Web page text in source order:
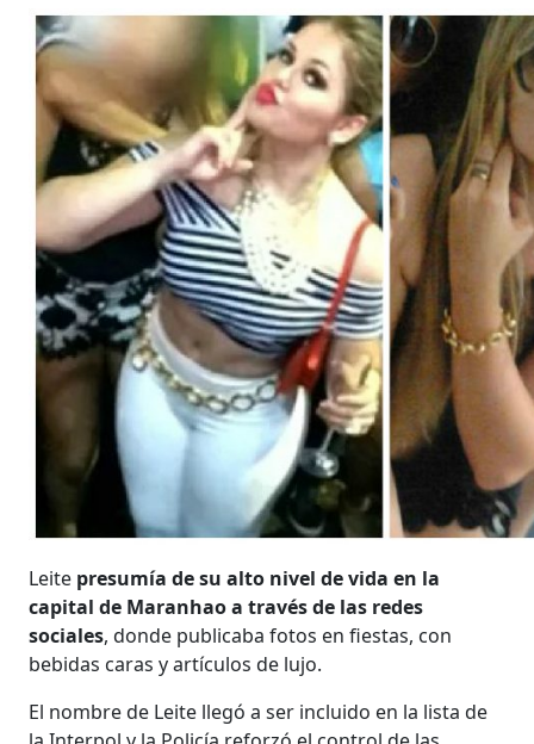
Leite presumía de su alto nivel de vida en la
capital de Maranhao a través de las redes
sociales, donde publicaba fotos en fiestas, con
bebidas caras y artículos de lujo.
El nombre de Leite llegó a ser incluido en la lista de